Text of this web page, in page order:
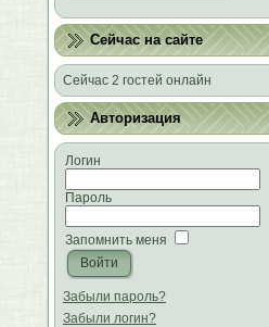
Сейчас на сайте
Сейчас 2 гостей онлайн
Авторизация
Логин
Пароль
Запомнить меня
Забыли пароль?
Забыли логин?